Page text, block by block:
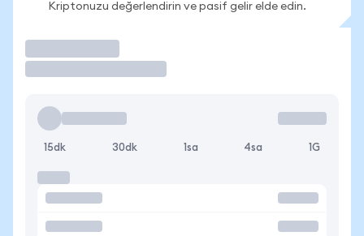
Kriptonuzu değerlendirin ve pasif gelir elde edin.
15dk 30dk 1sa 4sa 1G